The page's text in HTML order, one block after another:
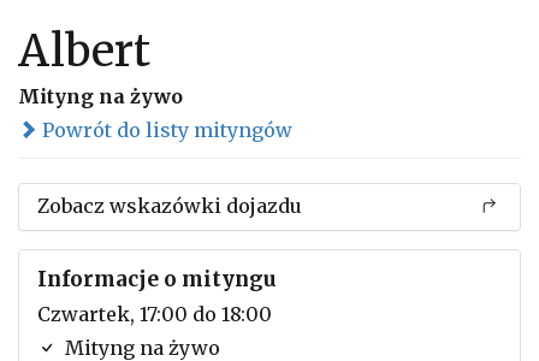
Albert
Mityng na żywo
Powrót do listy mityngów
Zobacz wskazówki dojazdu
Informacje o mityngu
Czwartek, 17:00 do 18:00
Mityng na żywo